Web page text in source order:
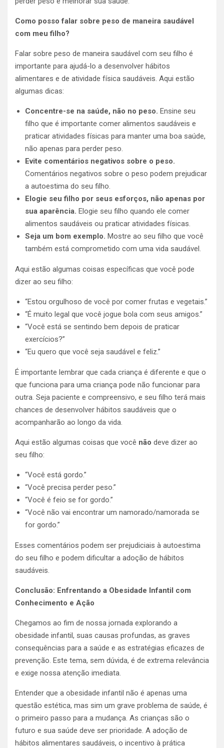
Como posso falar sobre peso de maneira saudável
com meu filho?
Falar sobre peso de maneira saudável com seu filho é
importante para ajudá-lo a desenvolver hábitos
alimentares e de atividade física saudáveis. Aqui estão
algumas dicas:
Concentre-se na saúde, não no peso. Ensine seu
filho que é importante comer alimentos saudáveis e
praticar atividades físicas para manter uma boa saúde,
não apenas para perder peso.
Evite comentários negativos sobre o peso.
Comentários negativos sobre o peso podem prejudicar
a autoestima do seu filho.
Elogie seu filho por seus esforços, não apenas por
sua aparência. Elogie seu filho quando ele comer
alimentos saudáveis ou praticar atividades físicas.
Seja um bom exemplo. Mostre ao seu filho que você
também está comprometido com uma vida saudável.
Aqui estão algumas coisas específicas que você pode
dizer ao seu filho:
“Estou orgulhoso de você por comer frutas e vegetais.”
“É muito legal que você jogue bola com seus amigos.”
“Você está se sentindo bem depois de praticar
exercícios?”
“Eu quero que você seja saudável e feliz.”
É importante lembrar que cada criança é diferente e que o
que funciona para uma criança pode não funcionar para
outra. Seja paciente e compreensivo, e seu filho terá mais
chances de desenvolver hábitos saudáveis que o
acompanharão ao longo da vida.
Aqui estão algumas coisas que você não deve dizer ao
seu filho:
“Você está gordo.”
“Você precisa perder peso.”
“Você é feio se for gordo.”
“Você não vai encontrar um namorado/namorada se
for gordo.”
Esses comentários podem ser prejudiciais à autoestima
do seu filho e podem dificultar a adoção de hábitos
saudáveis.
Conclusão: Enfrentando a Obesidade Infantil com
Conhecimento e Ação
Chegamos ao fim de nossa jornada explorando a
obesidade infantil, suas causas profundas, as graves
consequências para a saúde e as estratégias eficazes de
prevenção. Este tema, sem dúvida, é de extrema relevância
e exige nossa atenção imediata.
Entender que a obesidade infantil não é apenas uma
questão estética, mas sim um grave problema de saúde, é
o primeiro passo para a mudança. As crianças são o
futuro e sua saúde deve ser prioridade. A adoção de
hábitos alimentares saudáveis, o incentivo à prática